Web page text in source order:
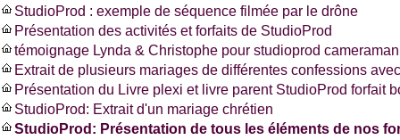
StudioProd : exemple de séquence filmée par le drône
Présentation des activités et forfaits de StudioProd
témoignage Lynda & Christophe pour studioprod
Extrait de plusieurs mariages de différentes confessions
Présentation du Livre plexi et livre parent StudioProd forfait
StudioProd: Extrait d'un mariage chrétien
StudioProd: Présentation de tous les éléments de nos